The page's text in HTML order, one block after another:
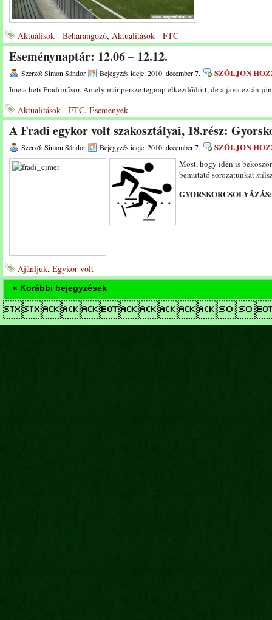
Aktuálisok - Beharangozó, Aktualitások - FTC
Eseménynaptár: 12.06 – 12.12.
Szerző: Simon Sándor Bejegyzés ideje: 2010. december 7. SZÓLJON
Íme a heti Fradiműsor. Amely már persze tegnap elkezdődött, de a java eztán
Aktualitások - FTC, Események
A Fradi egykor volt szakosztályai, 18.rész:
Szerző: Simon Sándor Bejegyzés ideje: 2010. december 7. SZÓLJON
Most, hogy idén is
bemutató sorozatunkat
Ajánljuk, Egykor volt
« Korábbi bejegyzések